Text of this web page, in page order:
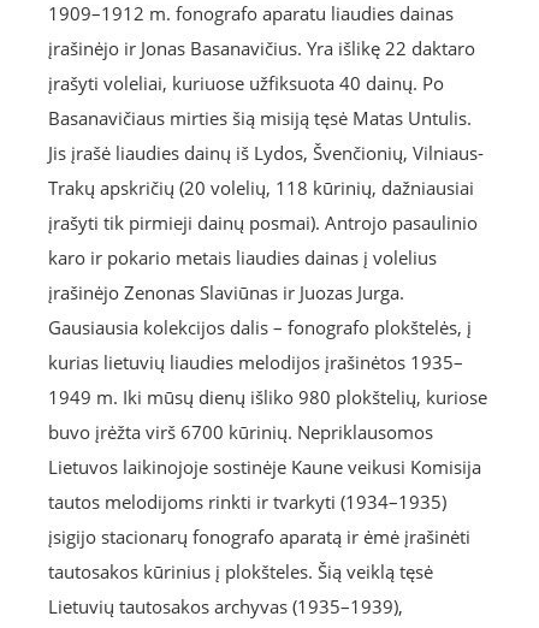
1909–1912 m. fonografo aparatu liaudies dainas
įrašinėjo ir Jonas Basanavičius. Yra išlikę 22 daktaro
įrašyti voleliai, kuriuose užfiksuota 40 dainų. Po
Basanavičiaus mirties šią misiją tęsė Matas Untulis.
Jis įrašė liaudies dainų iš Lydos, Švenčionių, Vilniaus-
Trakų apskričių (20 volelių, 118 kūrinių, dažniausiai
įrašyti tik pirmieji dainų posmai). Antrojo pasaulinio
karo ir pokario metais liaudies dainas į volelius
įrašinėjo Zenonas Slaviūnas ir Juozas Jurga.
Gausiausia kolekcijos dalis – fonografo plokštelės, į
kurias lietuvių liaudies melodijos įrašinėtos 1935–
1949 m. Iki mūsų dienų išliko 980 plokštelių, kuriose
buvo įrėžta virš 6700 kūrinių. Nepriklausomos
Lietuvos laikinojoje sostinėje Kaune veikusi Komisija
tautos melodijoms rinkti ir tvarkyti (1934–1935)
įsigijo stacionarų fonografo aparatą ir ėmė įrašinėti
tautosakos kūrinius į plokšteles. Šią veiklą tęsė
Lietuvių tautosakos archyvas (1935–1939),